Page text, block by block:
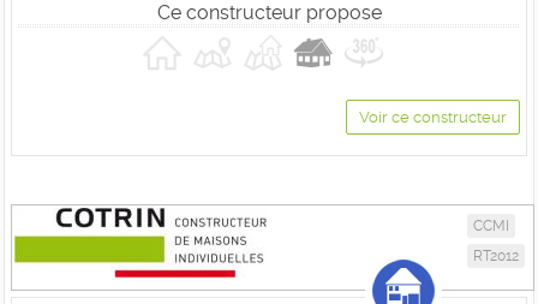
Ce constructeur propose
Voir ce constructeur
CCMI
RT2012